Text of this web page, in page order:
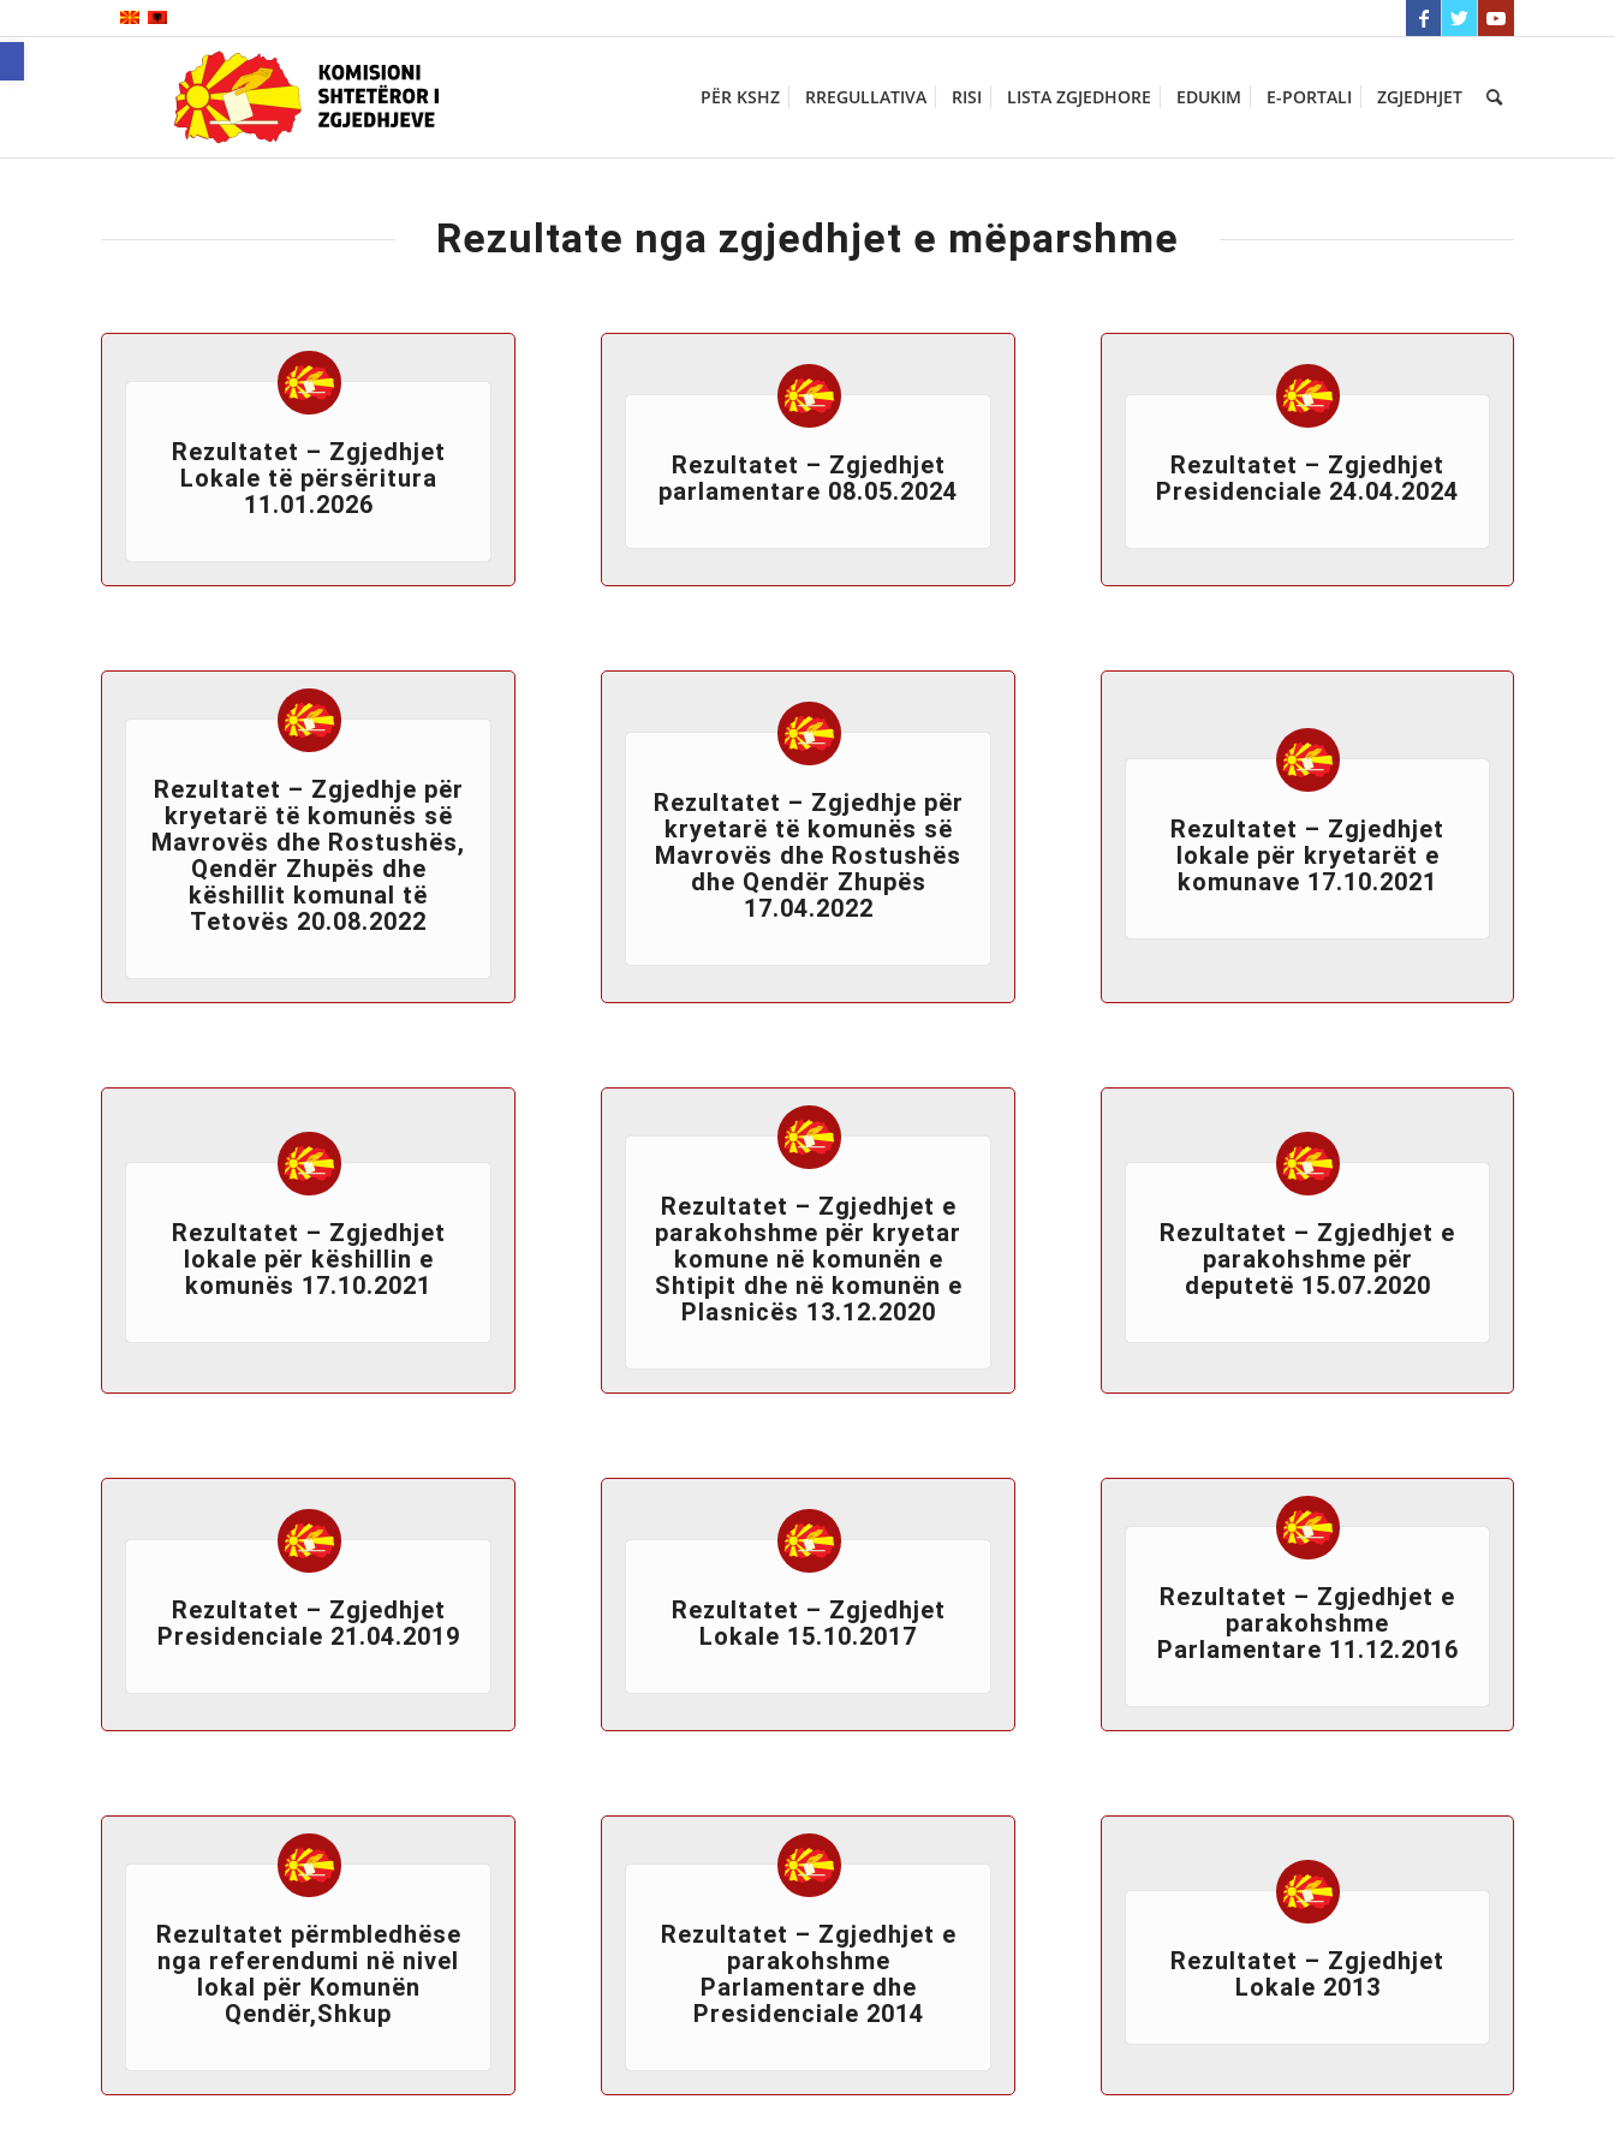
PËR KSHZ RREGULLATIVA RISI LISTA ZGJEDHORE EDUKIM E-PORTALI ZGJEDHJET
Rezultate nga zgjedhjet e mëparshme
Rezultatet – Zgjedhjet
Lokale të përsëritura
11.01.2026
Rezultatet – Zgjedhjet
parlamentare 08.05.2024
Rezultatet – Zgjedhjet
Presidenciale 24.04.2024
Rezultatet – Zgjedhje për
kryetarë të komunës së
Mavrovës dhe Rostushës,
Qendër Zhupës dhe
këshillit komunal të
Tetovës 20.08.2022
Rezultatet – Zgjedhje për
kryetarë të komunës së
Mavrovës dhe Rostushës
dhe Qendër Zhupës
17.04.2022
Rezultatet – Zgjedhjet
lokale për kryetarët e
komunave 17.10.2021
Rezultatet – Zgjedhjet
lokale për këshillin e
komunës 17.10.2021
Rezultatet – Zgjedhjet e
parakohshme për kryetar
komune në komunën e
Shtipit dhe në komunën e
Plasnicës 13.12.2020
Rezultatet – Zgjedhjet e
parakohshme për
deputetë 15.07.2020
Rezultatet – Zgjedhjet
Presidenciale 21.04.2019
Rezultatet – Zgjedhjet
Lokale 15.10.2017
Rezultatet – Zgjedhjet e
parakohshme
Parlamentare 11.12.2016
Rezultatet përmbledhëse
nga referendumi në nivel
lokal për Komunën
Qendër,Shkup
Rezultatet – Zgjedhjet e
parakohshme
Parlamentare dhe
Presidenciale 2014
Rezultatet – Zgjedhjet
Lokale 2013
Open toolbar